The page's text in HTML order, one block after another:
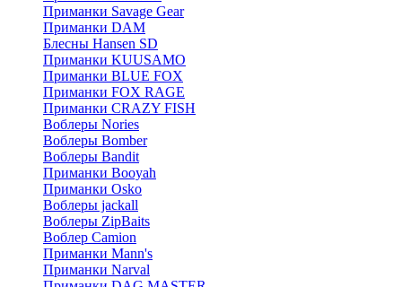
Приманки Savage Gear
Приманки DAM
Блесны Hansen SD
Приманки KUUSAMO
Приманки BLUE FOX
Приманки FOX RAGE
Приманки CRAZY FISH
Воблеры Nories
Воблеры Bomber
Воблеры Bandit
Приманки Booyah
Приманки Osko
Воблеры jackall
Воблеры ZipBaits
Воблер Camion
Приманки Mann's
Приманки Narval